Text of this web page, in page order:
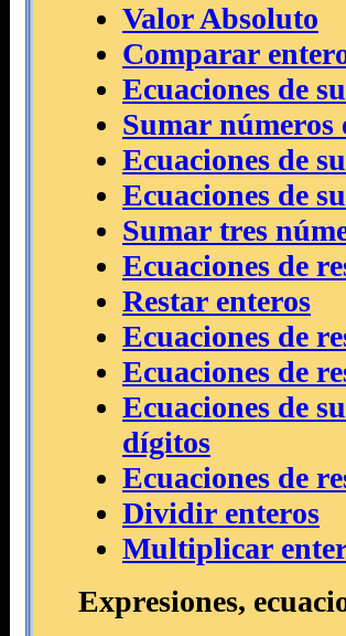
Valor Absoluto
Comparar
Ecuaciones de
Sumar números
Ecuaciones de
Ecuaciones de
Sumar tres
Ecuaciones de
Restar enteros
Ecuaciones de
Ecuaciones de
Ecuaciones de
dígitos
Ecuaciones de
Dividir enteros
Multiplicar
Expresiones,